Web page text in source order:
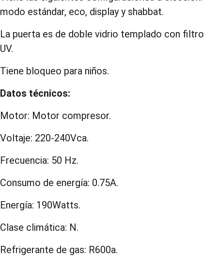
modo estándar, eco, display y shabbat.
La puerta es de doble vidrio templado con filtro
UV.
Tiene bloqueo para niños.
Datos técnicos:
Motor: Motor compresor.
Voltaje: 220-240Vca.
Frecuencia: 50 Hz.
Consumo de energía: 0.75A.
Energía: 190Watts.
Clase climática: N.
Refrigerante de gas: R600a.